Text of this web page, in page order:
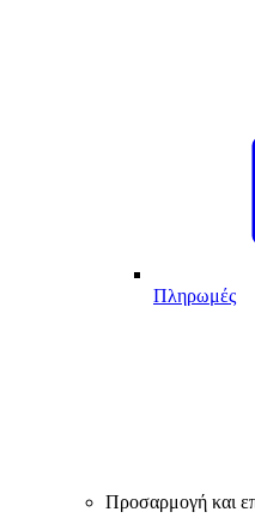
Πληρωμές
Προσαρμογή και